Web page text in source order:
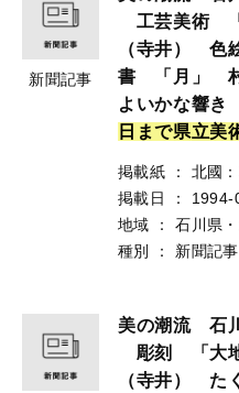
新聞記事
工芸美術
（寺井） 色
書 「月」
よいかな響
日 まで県立美
掲載紙 ：
北國
掲載日
：
1994-
地域
：
石川県
種別
： 新聞記事
美の潮流 石
彫刻 「大
（寺井） た